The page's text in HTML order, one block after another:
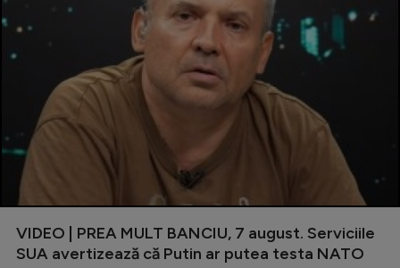
VIDEO | PREA MULT BANCIU, 7 august. Serviciile
SUA avertizează că Putin ar putea testa NATO